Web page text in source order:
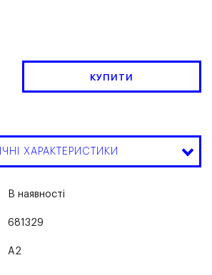
КУПИТИ
ХАРАКТЕРИСТИКИ
В наявності
681329
A2